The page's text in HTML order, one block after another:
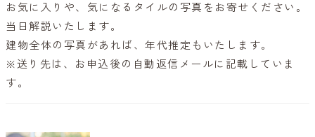
お気に入りや、気になるタイルの写真をお寄せください。
当日解説いたします。
建物全体の写真があれば、年代推定もいたします。
※送り先は、お申込後の自動返信メールに記載していま
す。